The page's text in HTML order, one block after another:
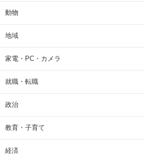
動物
地域
家電・PC・カメラ
就職・転職
政治
教育・子育て
経済